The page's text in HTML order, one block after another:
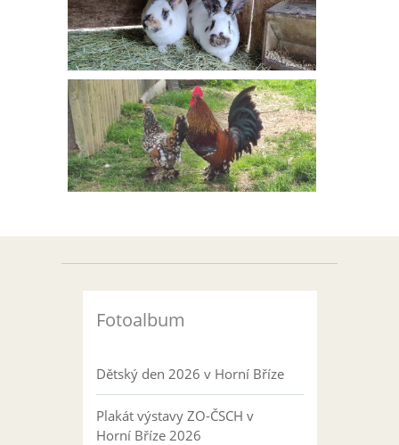
Fotoalbum
Dětský den 2026 v Horní Bříze
Plakát výstavy ZO-ČSCH v
Horní Bříze 2026